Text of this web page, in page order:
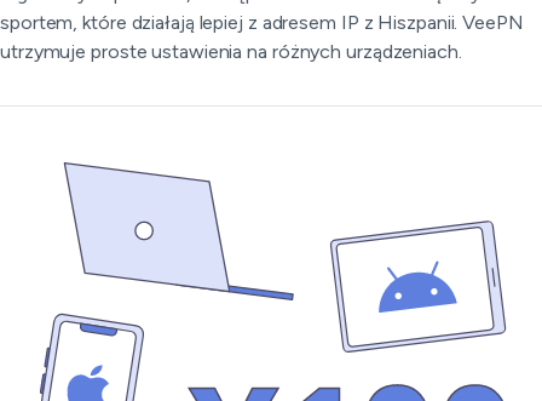
sportem, które działają lepiej z adresem IP z Hiszpanii. VeePN
utrzymuje proste ustawienia na różnych urządzeniach.